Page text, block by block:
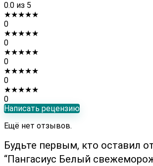
0.0 из 5
★★★★★
0
★★★★★
0
★★★★★
0
★★★★★
0
★★★★★
0
Написать рецензию
Ещё нет отзывов.
Будьте первым, кто оставил
“Пангасиус Белый